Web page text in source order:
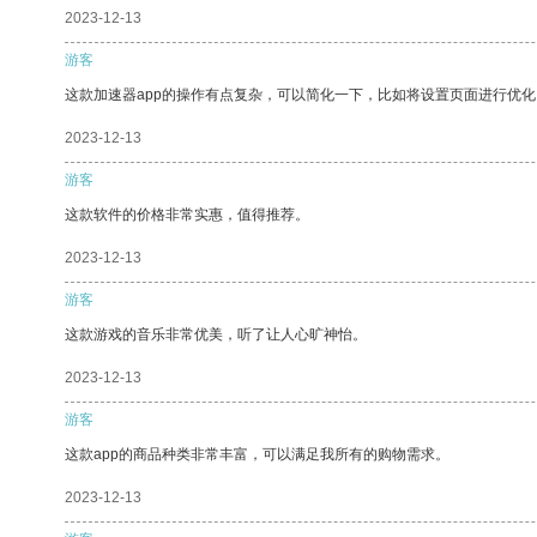
2023-12-13
游客
这款加速器app的操作有点复杂，可以简化一下，比如将设置页面进行优
2023-12-13
游客
这款软件的价格非常实惠，值得推荐。
2023-12-13
游客
这款游戏的音乐非常优美，听了让人心旷神怡。
2023-12-13
游客
这款app的商品种类非常丰富，可以满足我所有的购物需求。
2023-12-13